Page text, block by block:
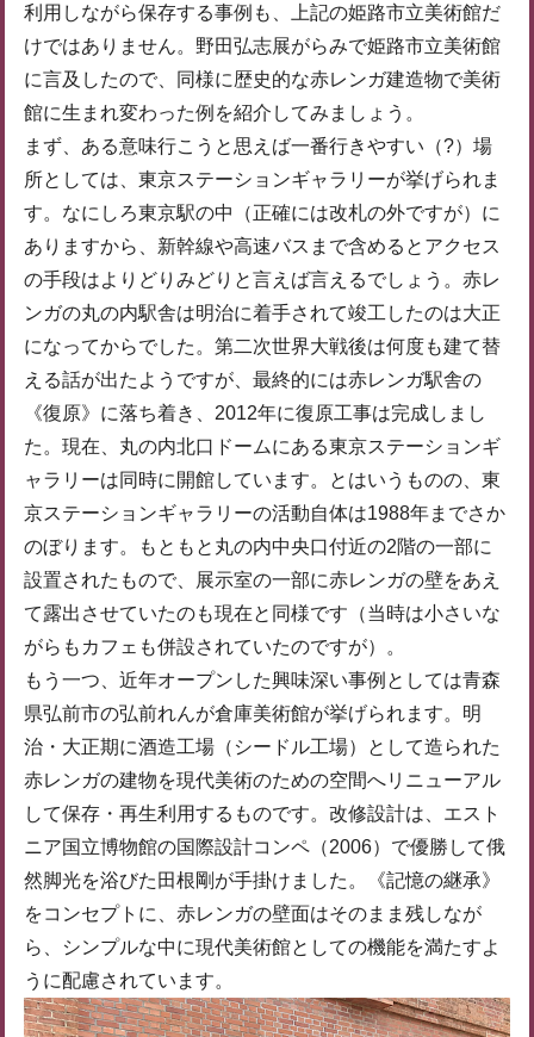
利用しながら保存する事例も、上記の姫路市立美術館だ
けではありません。野田弘志展がらみで姫路市立美術館
に言及したので、同様に歴史的な赤レンガ建造物で美術
館に生まれ変わった例を紹介してみましょう。
まず、ある意味行こうと思えば一番行きやすい（?）場
所としては、東京ステーションギャラリーが挙げられま
す。なにしろ東京駅の中（正確には改札の外ですが）に
ありますから、新幹線や高速バスまで含めるとアクセス
の手段はよりどりみどりと言えば言えるでしょう。赤レ
ンガの丸の内駅舎は明治に着手されて竣工したのは大正
になってからでした。第二次世界大戦後は何度も建て替
える話が出たようですが、最終的には赤レンガ駅舎の
《復原》に落ち着き、2012年に復原工事は完成しまし
た。現在、丸の内北口ドームにある東京ステーションギ
ャラリーは同時に開館しています。とはいうものの、東
京ステーションギャラリーの活動自体は1988年までさか
のぼります。もともと丸の内中央口付近の2階の一部に
設置されたもので、展示室の一部に赤レンガの壁をあえ
て露出させていたのも現在と同様です（当時は小さいな
がらもカフェも併設されていたのですが）。
もう一つ、近年オープンした興味深い事例としては青森
県弘前市の弘前れんが倉庫美術館が挙げられます。明
治・大正期に酒造工場（シードル工場）として造られた
赤レンガの建物を現代美術のための空間へリニューアル
して保存・再生利用するものです。改修設計は、エスト
ニア国立博物館の国際設計コンペ（2006）で優勝して俄
然脚光を浴びた田根剛が手掛けました。《記憶の継承》
をコンセプトに、赤レンガの壁面はそのまま残しなが
ら、シンプルな中に現代美術館としての機能を満たすよ
うに配慮されています。